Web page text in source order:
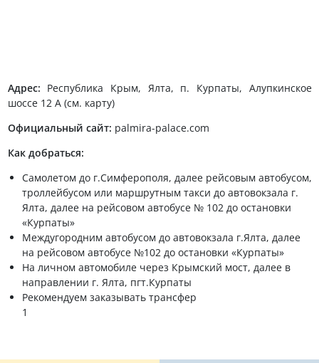
Адрес: Республика Крым, Ялта, п. Курпаты, Алупкинское
шоссе 12 А (см. карту)
Официальный сайт: palmira-palace.com
Как добраться:
Самолетом до г.Симферополя, далее рейсовым автобусом,
троллейбусом или маршрутным такси до автовокзала г.
Ялта, далее на рейсовом автобусе № 102 до остановки
«Курпаты»
Междугородним автобусом до автовокзала г.Ялта, далее
на рейсовом автобусе №102 до остановки «Курпаты»
На личном автомобиле через Крымский мост, далее в
направлении г. Ялта, пгт.Курпаты
Рекомендуем заказывать трансфер
1